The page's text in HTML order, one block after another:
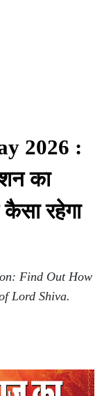
2026 :
का
रहेगा
Find Out How
Lord Shiva.